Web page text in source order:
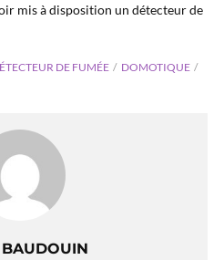
mis à disposition un détecteur de
DE FUMÉE
DOMOTIQUE
BAUDOUIN